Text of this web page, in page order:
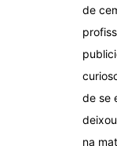
de
de se
na